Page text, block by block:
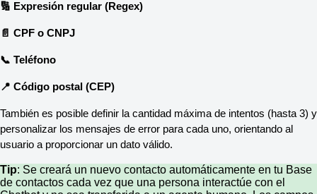
🔢 Expresión regular (Regex)
📄 CPF o CNPJ
📞 Teléfono
📍 Código postal (CEP)
También es posible definir la cantidad máxima de intentos (hasta 3) y
personalizar los mensajes de error para cada uno, orientando al
usuario a proporcionar un dato válido.
Tip: Se creará un nuevo contacto automáticamente en tu Base
de contactos cada vez que una persona interactúe con el